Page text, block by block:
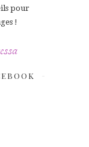
pour
!